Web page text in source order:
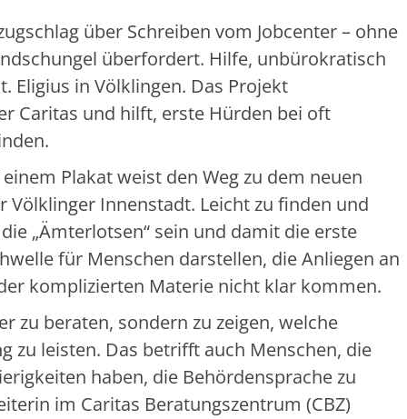
über Schreiben vom Jobcenter – ohne
überfordert. Hilfe, unbürokratisch
Eligius in Völklingen. Das Projekt
Caritas und hilft, erste Hürden bei oft
Plakat weist den Weg zu dem neuen
Völklinger Innenstadt. Leicht zu finden und
„Ämterlotsen“ sein und damit die erste
für Menschen darstellen, die Anliegen an
komplizierten Materie nicht klar kommen.
zu beraten, sondern zu zeigen, welche
zu leisten. Das betrifft auch Menschen, die
haben, die Behördensprache zu
im Caritas Beratungszentrum (CBZ)